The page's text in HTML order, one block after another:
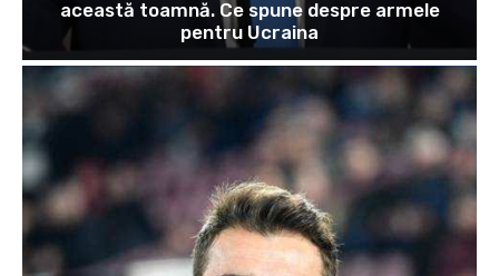
această toamnă. Ce spune despre armele
pentru Ucraina